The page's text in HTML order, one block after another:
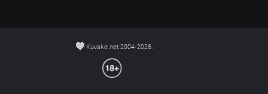
© Kuvake.net 2004-2026.